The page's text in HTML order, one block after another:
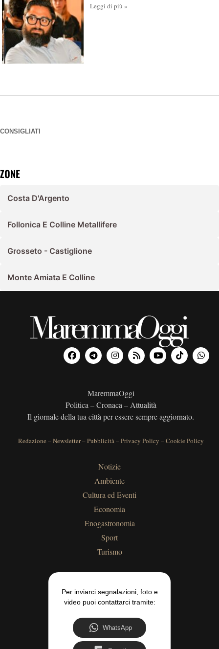
Leggi di più »
CONSIGLIATI
ZONE
Costa D'Argento
Follonica E Colline Metallifere
Grosseto - Castiglione
Monte Amiata E Colline
MaremmaOggi
Politica – Cronaca – Attualità
Il giornale della tua città per essere sempre aggiornato.
Redazione –Newsletter–Pubblicità–Privacy Policy –Cookie Policy
Notizie
Ambiente
Cultura ed Eventi
Economia
Enogastronomia
Sport
Turismo
Per inviarci segnalazioni, foto e
video puoi contattarci tramite:
WhatsApp